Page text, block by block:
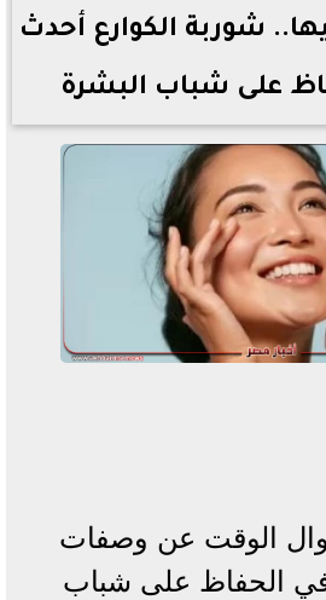
لـ550 جنيها.. شوربة الكوارع أحدث
على شباب البشرة
الوقت عن وصفات
الحفاظ على شباب